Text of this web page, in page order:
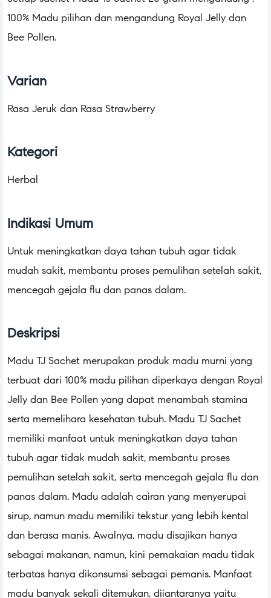
100% Madu pilihan dan mengandung Royal Jelly dan
Bee Pollen.
Varian
Rasa Jeruk dan Rasa Strawberry
Kategori
Herbal
Indikasi Umum
Untuk meningkatkan daya tahan tubuh agar tidak
mudah sakit, membantu proses pemulihan setelah sakit,
mencegah gejala flu dan panas dalam.
Deskripsi
Madu TJ Sachet merupakan produk madu murni yang
terbuat dari 100% madu pilihan diperkaya dengan Royal
Jelly dan Bee Pollen yang dapat menambah stamina
serta memelihara kesehatan tubuh. Madu TJ Sachet
memiliki manfaat untuk meningkatkan daya tahan
tubuh agar tidak mudah sakit, membantu proses
pemulihan setelah sakit, serta mencegah gejala flu dan
panas dalam. Madu adalah cairan yang menyerupai
sirup, namun madu memiliki tekstur yang lebih kental
dan berasa manis. Awalnya, madu disajikan hanya
sebagai makanan, namun, kini pemakaian madu tidak
terbatas hanya dikonsumsi sebagai pemanis. Manfaat
madu banyak sekali ditemukan, diiantaranya yaitu